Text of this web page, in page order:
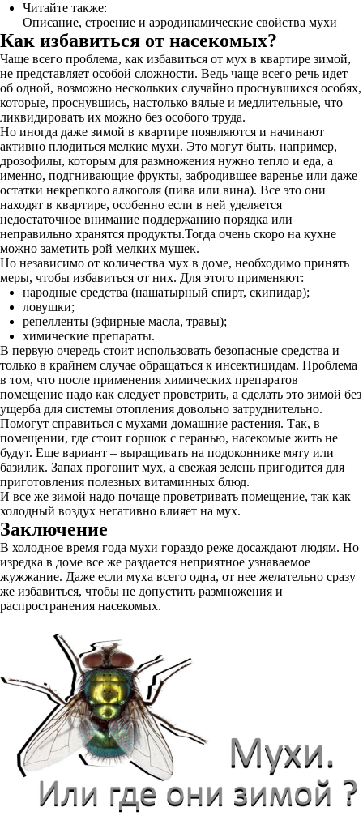
Читайте также:
Описание, строение и аэродинамические свойства мухи
Как избавиться от насекомых?
Чаще всего проблема, как избавиться от мух в квартире зимой,
не представляет особой сложности. Ведь чаще всего речь идет
об одной, возможно нескольких случайно проснувшихся особях,
которые, проснувшись, настолько вялые и медлительные, что
ликвидировать их можно без особого труда.
Но иногда даже зимой в квартире появляются и начинают
активно плодиться мелкие мухи. Это могут быть, например,
дрозофилы, которым для размножения нужно тепло и еда, а
именно, подгнивающие фрукты, забродившее варенье или даже
остатки некрепкого алкоголя (пива или вина). Все это они
находят в квартире, особенно если в ней уделяется
недостаточное внимание поддержанию порядка или
неправильно хранятся продукты.Тогда очень скоро на кухне
можно заметить рой мелких мушек.
Но независимо от количества мух в доме, необходимо принять
меры, чтобы избавиться от них. Для этого применяют:
народные средства (нашатырный спирт, скипидар);
ловушки;
репелленты (эфирные масла, травы);
химические препараты.
В первую очередь стоит использовать безопасные средства и
только в крайнем случае обращаться к инсектицидам. Проблема
в том, что после применения химических препаратов
помещение надо как следует проветрить, а сделать это зимой без
ущерба для системы отопления довольно затруднительно.
Помогут справиться с мухами домашние растения. Так, в
помещении, где стоит горшок с геранью, насекомые жить не
будут. Еще вариант – выращивать на подоконнике мяту или
базилик. Запах прогонит мух, а свежая зелень пригодится для
приготовления полезных витаминных блюд.
И все же зимой надо почаще проветривать помещение, так как
холодный воздух негативно влияет на мух.
Заключение
В холодное время года мухи гораздо реже досаждают людям. Но
изредка в доме все же раздается неприятное узнаваемое
жужжание. Даже если муха всего одна, от нее желательно сразу
же избавиться, чтобы не допустить размножения и
распространения насекомых.